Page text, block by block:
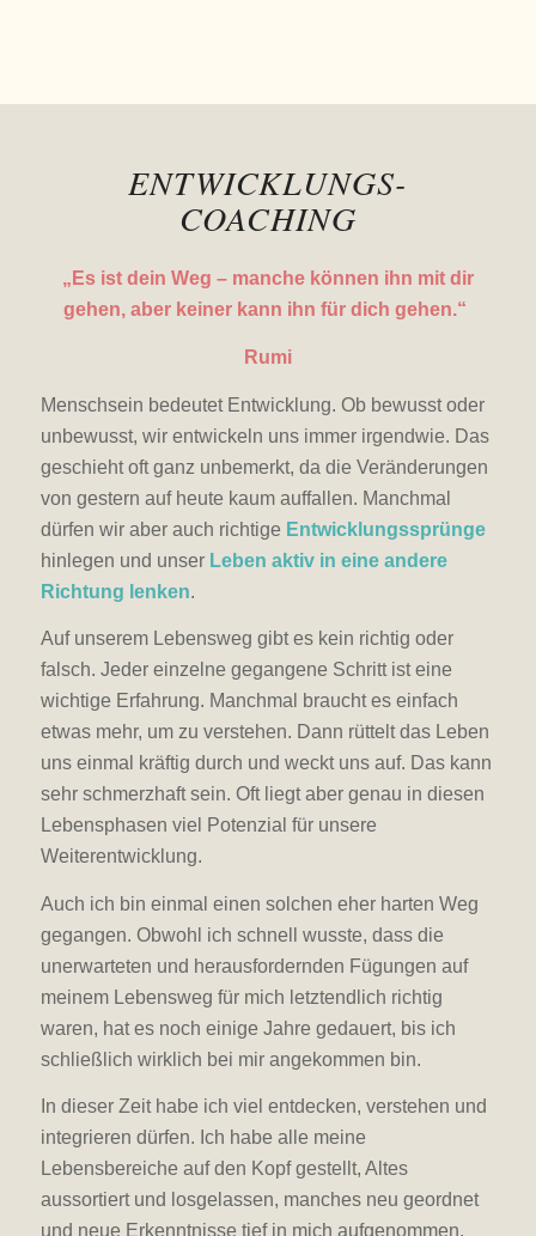
ENTWICKLUNGS-
COACHING
„Es ist dein Weg – manche können ihn mit dir
gehen, aber keiner kann ihn für dich gehen.“
Rumi
Menschsein bedeutet Entwicklung. Ob bewusst oder
unbewusst, wir entwickeln uns immer irgendwie. Das
geschieht oft ganz unbemerkt, da die Veränderungen
von gestern auf heute kaum auffallen. Manchmal
dürfen wir aber auch richtige Entwicklungssprünge
hinlegen und unser Leben aktiv in eine andere
Richtung lenken.
Auf unserem Lebensweg gibt es kein richtig oder
falsch. Jeder einzelne gegangene Schritt ist eine
wichtige Erfahrung. Manchmal braucht es einfach
etwas mehr, um zu verstehen. Dann rüttelt das Leben
uns einmal kräftig durch und weckt uns auf. Das kann
sehr schmerzhaft sein. Oft liegt aber genau in diesen
Lebensphasen viel Potenzial für unsere
Weiterentwicklung.
Auch ich bin einmal einen solchen eher harten Weg
gegangen. Obwohl ich schnell wusste, dass die
unerwarteten und herausfordernden Fügungen auf
meinem Lebensweg für mich letztendlich richtig
waren, hat es noch einige Jahre gedauert, bis ich
schließlich wirklich bei mir angekommen bin.
In dieser Zeit habe ich viel entdecken, verstehen und
integrieren dürfen. Ich habe alle meine
Lebensbereiche auf den Kopf gestellt, Altes
aussortiert und losgelassen, manches neu geordnet
und neue Erkenntnisse tief in mich aufgenommen.